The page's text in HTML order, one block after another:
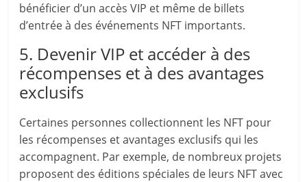
bénéficier d’un accès VIP et même de billets
d’entrée à des événements NFT importants.
5. Devenir VIP et accéder à des
récompenses et à des avantages
exclusifs
Certaines personnes collectionnent les NFT pour
les récompenses et avantages exclusifs qui les
accompagnent. Par exemple, de nombreux projets
proposent des éditions spéciales de leurs NFT avec